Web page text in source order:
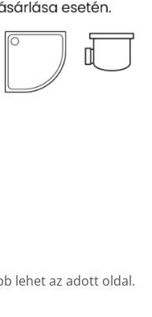
lehet az adott oldal.